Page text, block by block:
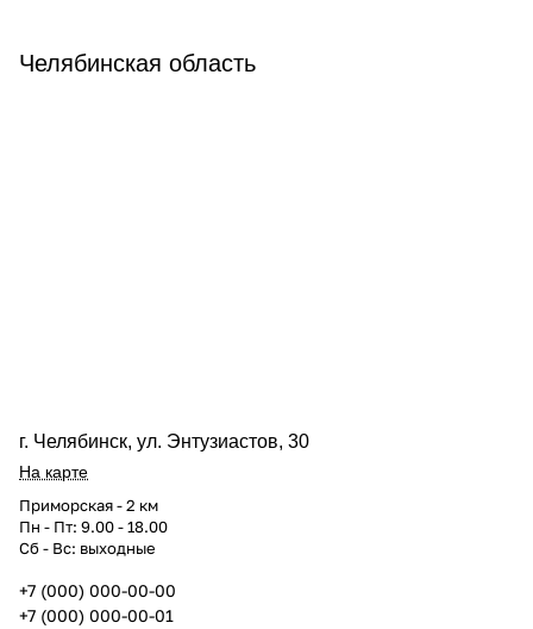
Челябинская область
г. Челябинск, ул. Энтузиастов, 30
На карте
Приморская - 2 км
Пн - Пт: 9.00 - 18.00
Сб - Вс: выходные
+7 (000) 000-00-00
+7 (000) 000-00-01